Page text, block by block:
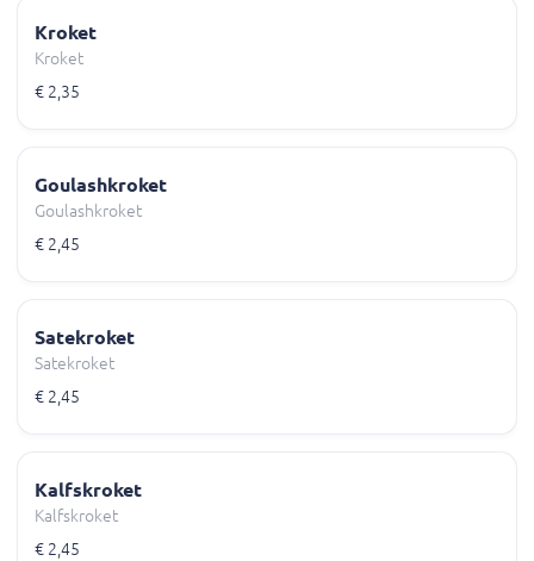
Kroket
Kroket
€ 2,35
Goulashkroket
Goulashkroket
€ 2,45
Satekroket
Satekroket
€ 2,45
Kalfskroket
Kalfskroket
€ 2,45